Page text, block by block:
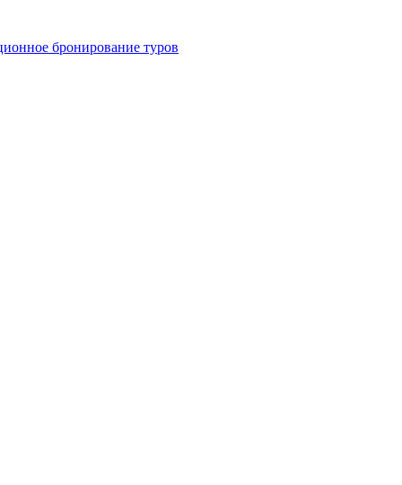
бронирование туров